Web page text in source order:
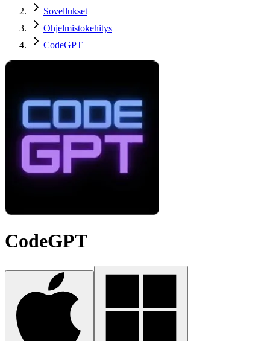
Sovellukset
Ohjelmistokehitys
CodeGPT
CodeGPT